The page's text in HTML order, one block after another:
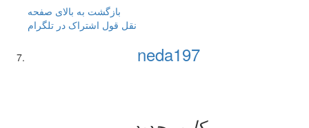
بازگشت به بالای صفحه
نقل قول اشتراک در تلگرام
neda197